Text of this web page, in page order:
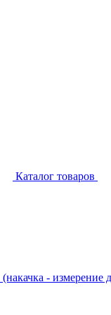
Каталог товаров
- измерение